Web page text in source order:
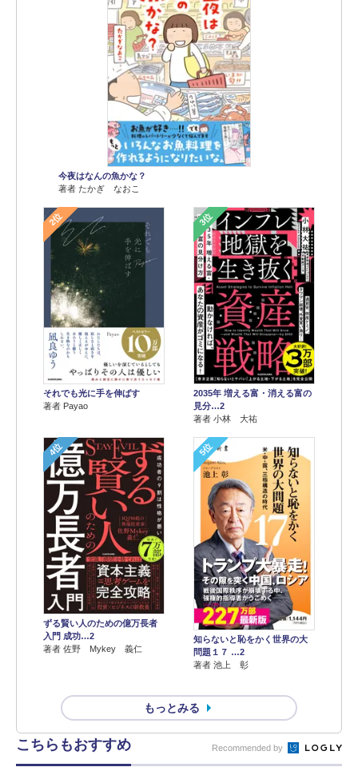
今夜はなんの魚かな？
著者 たかぎ なおこ
2位
それでも光に手を伸ばす
著者 Payao
3位
2035年 増える富・消える富の
見分…2
著者 小林 大祐
4位
ずる賢い人のための億万長者
入門 成功…2
著者 佐野 Mykey 義仁
5位
知らないと恥をかく世界の大
問題１７ …2
著者 池上 彰
もっとみる
こちらもおすすめ Recommended by